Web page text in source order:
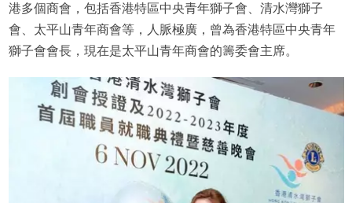
港多個商會，包括香港特區中央青年獅子會、清水灣獅子
會、太平山青年商會等，人脈極廣，曾為香港特區中央青年
獅子會會長，現在是太平山青年商會的籌委會主席。